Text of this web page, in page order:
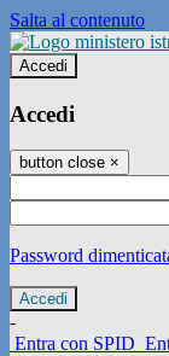
Salta al contenuto
Accedi
Accedi
button close ×
Password
-
Entra con SPID